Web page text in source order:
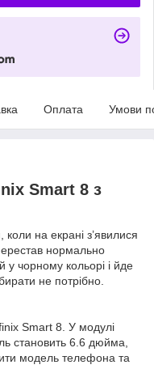
Оплата Умови
Smart 8 з
на екрані з’явилися
нормально
у чорному кольорі і йде
не потрібно.
Smart 8. У модулі
становить 6.6 дюйма,
модель телефона та